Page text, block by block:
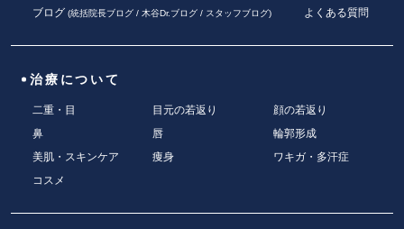
ブログ (統括院長ブログ/ 木谷Dr.ブログ/ スタッフブログ) よくある質問
治療について
二重・目 目元の若返り
顔の若返り
鼻
唇
輪郭形成
美肌・スキンケア
痩身
ワキガ・多汗症
コスメ